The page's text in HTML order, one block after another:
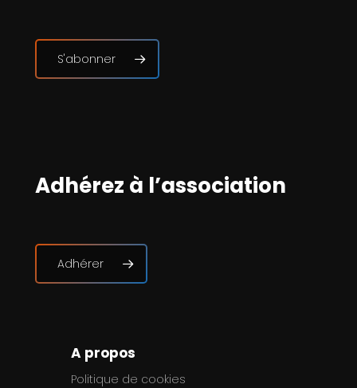
S'abonner
Adhérez à l’association
Adhérer
A propos
Politique de cookies